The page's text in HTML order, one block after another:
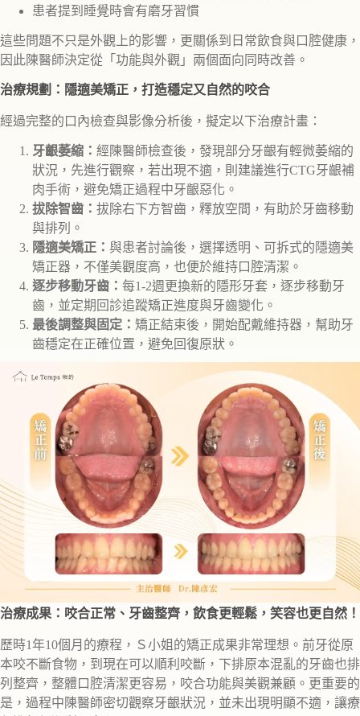
患者提到睡覺時會有磨牙習慣
這些問題不只是外觀上的影響，更關係到日常飲食與口腔健康，
因此陳醫師決定從「功能與外觀」兩個面向同時改善。
治療規劃：隱適美矯正，打造穩定又自然的咬合
經過完整的口內檢查與影像分析後，擬定以下治療計畫：
牙齦萎縮： 經陳醫師檢查後，發現部分牙齦有輕微萎縮的
狀況，先進行觀察，若出現不適，則建議進行CTG牙齦補
肉手術，避免矯正過程中牙齦惡化。
拔除智齒： 拔除右下方智齒，釋放空間，有助於牙齒移動
與排列。
隱適美矯正： 與患者討論後，選擇透明、可拆式的隱適美
矯正器，不僅美觀度高，也便於維持口腔清潔。
逐步移動牙齒： 每1-2週更換新的隱形牙套，逐步移動牙
齒，並定期回診追蹤矯正進度與牙齒變化。
最後調整與固定： 矯正結束後，開始配戴維持器，幫助牙
齒穩定在正確位置，避免回復原狀。
治療成果：咬合正常、牙齒整齊，飲食更輕鬆，笑容也更自然！
歷時1年10個月的療程，Ｓ小姐的矯正成果非常理想。前牙從原
本咬不斷食物，到現在可以順利咬斷，下排原本混亂的牙齒也排
列整齊，整體口腔清潔更容易，咬合功能與美觀兼顧。更重要的
是，過程中陳醫師密切觀察牙齦狀況，並未出現明顯不適，讓療